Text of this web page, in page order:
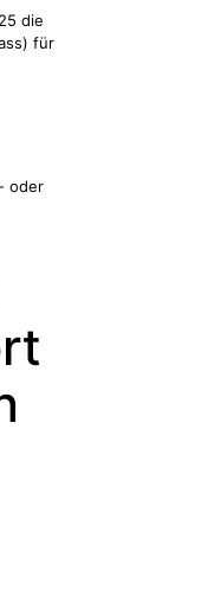
die
für
oder